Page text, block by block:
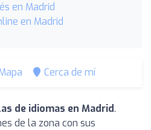
en Madrid
en Madrid
Cerca de mí
de idiomas en Madrid.
de la zona con sus